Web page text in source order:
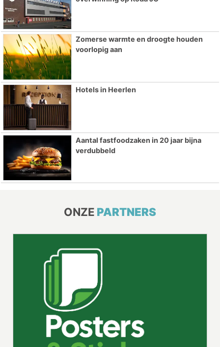
Zomerse warmte en droogte houden
voorlopig aan
Hotels in Heerlen
Aantal fastfoodzaken in 20 jaar bijna
verdubbeld
ONZE PARTNERS